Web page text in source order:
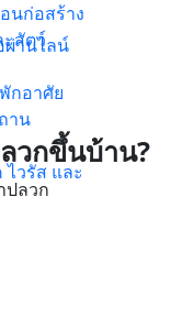
นก่อสร้าง
สัตว์
กอาศัย
าน
วรัส และ
ผ่านไลน์
วกขึ้นบ้าน?
ปลวก